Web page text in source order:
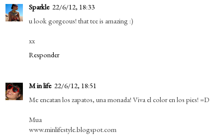
Sparkle 22/6/12, 18:33
u look gorgeous! that tee is amazing :)
xx
Responder
M in life 22/6/12, 18:51
Me encatan los zapatos, una monada! Viva el color en los pies! =D
Mua
www.minlifestyle.blogspot.com